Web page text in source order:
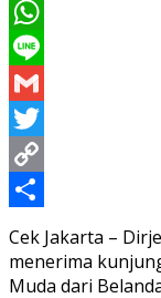
Messenger
WhatsApp
Line
Gmail
Twitter
Copy
Link
Share
Cek Jakarta –
menerima
Muda dari